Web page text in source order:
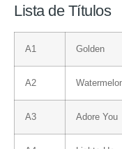
Lista de Títulos
A1 Golden
A2
A3 Adore You